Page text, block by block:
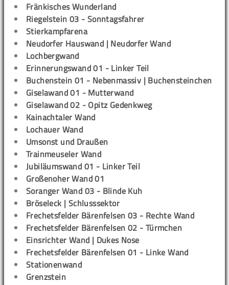
Fränkisches Wunderland
Riegelstein 03 - Sonntagsfahrer
Stierkampfarena
Neudorfer Hauswand | Neudorfer Wand
Lochbergwand
Erinnerungswand 01 - Linker Teil
Buchenstein 01 - Nebenmassiv | Buchensteinchen
Giselawand 01 - Mutterwand
Giselawand 02 - Opitz Gedenkweg
Kainachtaler Wand
Lochauer Wand
Umsonst und Draußen
Trainmeuseler Wand
Jubiläumswand 01 - Linker Teil
Großenoher Wand 01
Soranger Wand 03 - Blinde Kuh
Bröseleck | Schlusssektor
Frechetsfelder Bärenfelsen 03 - Rechte Wand
Frechetsfelder Bärenfelsen 02 - Türmchen
Einsrichter Wand | Dukes Nose
Frechetsfelder Bärenfelsen 01 - Linke Wand
Stationenwand
Grenzstein